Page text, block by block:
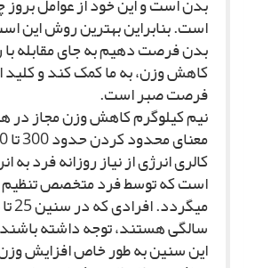
است. بنابراین بهترین روش این
بدن فرصت دهیم به جاى مقابله با
کاهش وزن، به ما کمک کند و کلید
فرصت صبر است.
نیم کیلوگرم کاهش وزن مجاز در
کالرى انرژى از نیاز روزانه فرد به
است که توسط فرد متخصص تنظیم
سالگى هستند، توجه داشته
این سنین به طور خاص افزایش